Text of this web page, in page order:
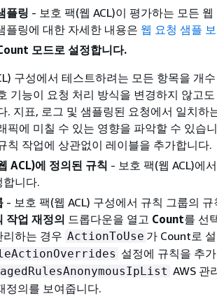
플링 - 보호 팩(웹 ACL)이 평가하는 모든
플링에 대한 자세한 내용은 웹 요청 샘플
모드로 설정합니다.
구성에서 테스트하려는 모든 항목을 개
기능이 요청 처리 방식을 변경하지 않고
. 지표, 로그 및 샘플링된 요청에서 일치하
픽에 미칠 수 있는 영향을 파악할 수 있습
칙 작업에 상관없이 레이블을 추가합니다.
ACL)에 정의된 규칙 - 보호 팩(웹 ACL)에
합니다.
- 보호 팩(웹 ACL) 구성에서 규칙 그룹의
작업 재정의 드롭다운을 열고 Count를 선
리하는 경우 ActionToUse 가 Count로
설정에 규칙을 추
AWS 관
정의를 보여줍니다.